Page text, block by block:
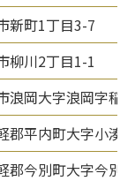
新町1丁目3-7
柳川2丁目1-1
浪岡大字浪岡字稲
郡平内町大字小湊
郡今別町大字今別